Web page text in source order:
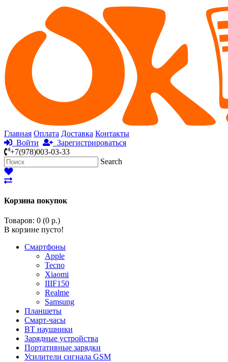
Главная Оплата Доставка Контакты
Войти
Зарегистрироваться
+7(978)003-03-33
Search
Корзина покупок
Товаров: 0 (0 р.)
В корзине пусто!
Смартфоны
Apple
Tecno
Xiaomi
IIIF150
Realme
Samsung
Планшеты
Смарт-часы
BT наушники
Зарядные устройства
Портативные зарядки
Усилители сигнала GSM